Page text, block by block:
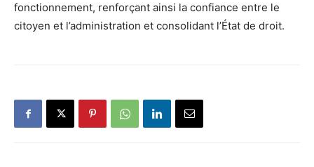
fonctionnement, renforçant ainsi la confiance entre le
citoyen et l’administration et consolidant l’État de droit.